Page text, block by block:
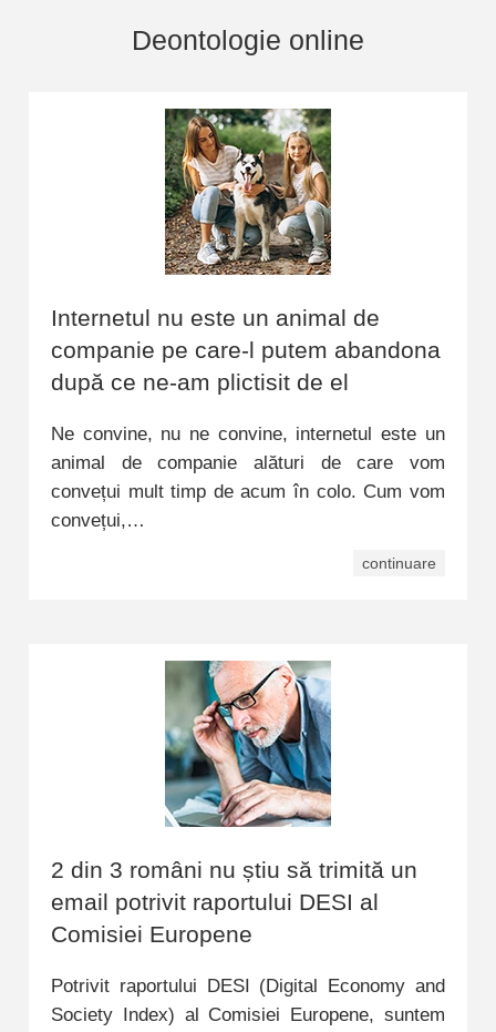
Deontologie online
Internetul nu este un animal de
companie pe care-l putem abandona
după ce ne-am plictisit de el
Ne convine, nu ne convine, internetul este un
animal de companie alături de care vom
convețui mult timp de acum în colo. Cum vom
convețui,…
continuare
2 din 3 români nu știu să trimită un
email potrivit raportului DESI al
Comisiei Europene
Potrivit raportului DESI (Digital Economy and
Society Index) al Comisiei Europene, suntem